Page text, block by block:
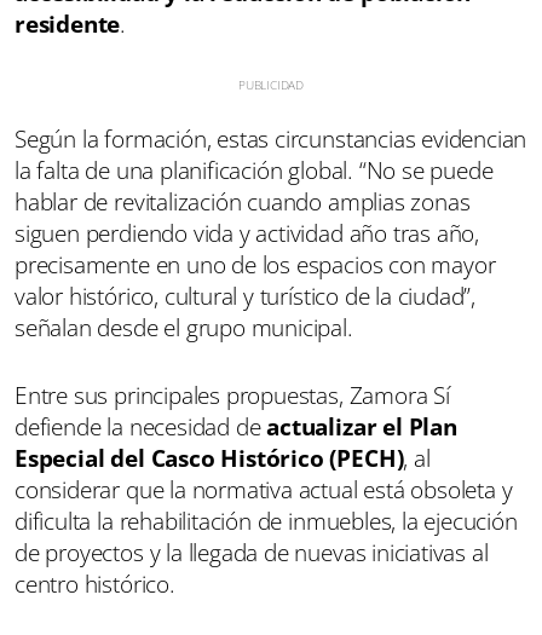
residente.
Según la formación, estas circunstancias evidencian
la falta de una planificación global. “No se puede
hablar de revitalización cuando amplias zonas
siguen perdiendo vida y actividad año tras año,
precisamente en uno de los espacios con mayor
valor histórico, cultural y turístico de la ciudad”,
señalan desde el grupo municipal.
Entre sus principales propuestas, Zamora Sí
defiende la necesidad deactualizar el Plan
Especial del Casco Histórico (PECH), al
considerar que la normativa actual está obsoleta y
dificulta la rehabilitación de inmuebles, la ejecución
de proyectos y la llegada de nuevas iniciativas al
centro histórico.